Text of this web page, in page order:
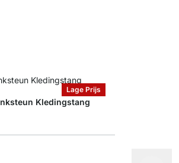
Lage Prijs
Kledingstang